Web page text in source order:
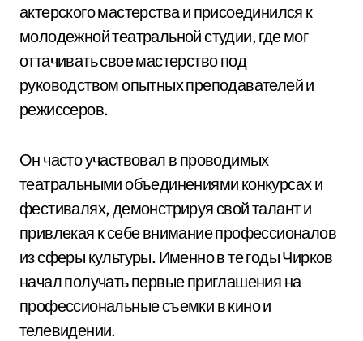
актерского мастерства и присоединился к
молодежной театральной студии, где мог
оттачивать свое мастерство под
руководством опытных преподавателей и
режиссеров.
Он часто участвовал в проводимых
театральными объединениями конкурсах и
фестивалях, демонстрируя свой талант и
привлекая к себе внимание профессионалов
из сферы культуры. Именно в те годы Чирков
начал получать первые приглашения на
профессиональные съемки в кино и
телевидении.